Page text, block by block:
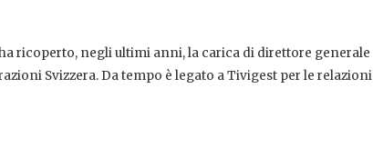
ricoperto, negli ultimi anni, la carica di direttore generale
Svizzera. Da tempo è legato a Tivigest per le relazioni